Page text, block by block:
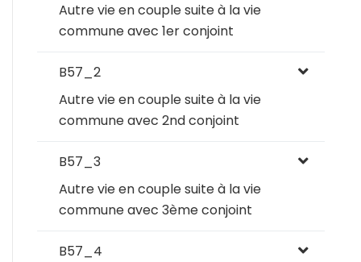
Autre vie en couple suite à la vie
commune avec 1er conjoint
B57_2
Autre vie en couple suite à la vie
commune avec 2nd conjoint
B57_3
Autre vie en couple suite à la vie
commune avec 3ème conjoint
B57_4